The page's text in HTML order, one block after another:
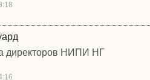
директоров НИПИ НГ